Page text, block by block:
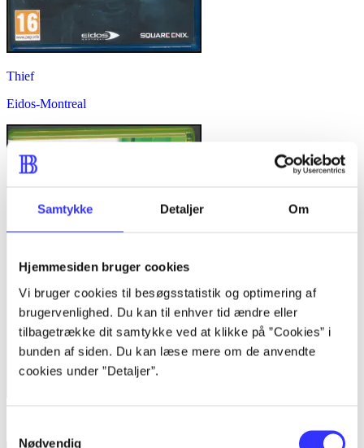
Samtykke Detaljer Om
Hjemmesiden bruger cookies
Vi bruger cookies til besøgsstatistik og optimering af
brugervenlighed. Du kan til enhver tid ændre eller
tilbagetrække dit samtykke ved at klikke på ”Cookies” i
bunden af siden. Du kan læse mere om de anvendte
cookies under ”Detaljer”.
Nødvendig
Thief
Eidos-Montreal